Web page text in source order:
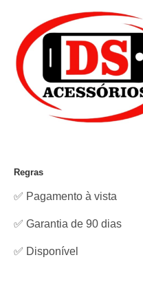
Regras
✅ Pagamento à vista
✅ Garantia de 90 dias
✅ Disponível